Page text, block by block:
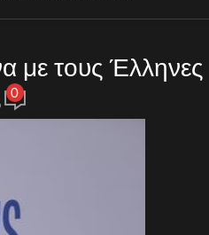
με τους Έλληνες
0